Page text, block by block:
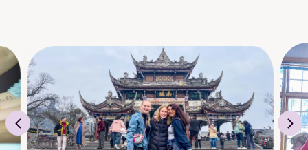
Selvølgelig skal vi på en skole som ligger i Ørsta
sentrum og er omringet av de stolte Sunnmørsalpene
også ut og opplveve det fantastiske landskapet. Vi
skal på vandreturer og planen er også at klassen skal
på overnatting i ein hytte i nærområdet.